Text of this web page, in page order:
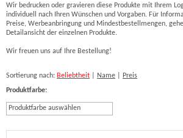
Wir bedrucken oder gravieren diese Produkte mit Ihrem
individuell nach Ihren Wünschen und Vorgaben. Für
Preise, Werbeanbringung und Mindestbestellmengen,
Detailansicht der einzelnen Produkte.
Wir freuen uns auf Ihre Bestellung!
Sortierung nach: Beliebtheit Name
Preis
Produktfarbe:
Produktfarbe auswählen